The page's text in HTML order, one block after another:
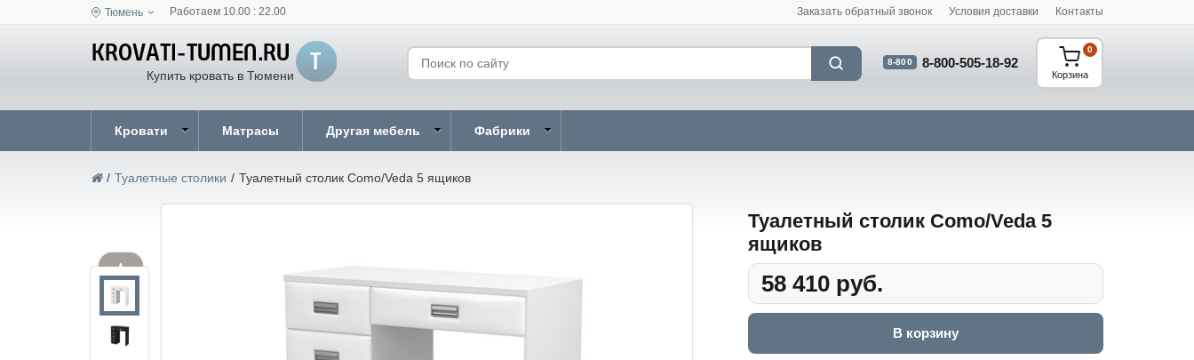
Тюмень Работаем 10.00 : 22.00 Заказать обратный звонок Условия доставки Контакты
Купить кровать в Тюмени
8-800 8-800-505-18-92
Корзина
0
Кровати Матрасы Другая мебель Фабрики
/ Туалетные столики / Туалетный столик Como/Veda 5 ящиков
▲
Туалетный столик Como/Veda 5
ящиков
58 410 руб.
В корзину